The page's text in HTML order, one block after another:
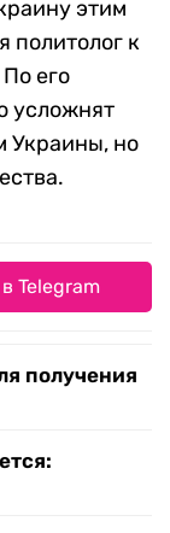
этим
политолог к
его
усложнят
Украины, но
Telegram
получения